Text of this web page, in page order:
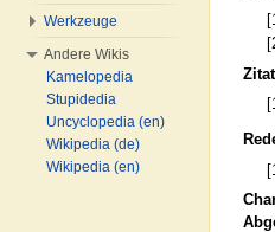
Werkzeuge
Andere Wikis
Kamelopedia
Stupidedia
Uncyclopedia (en)
Wikipedia (de)
Wikipedia (en)